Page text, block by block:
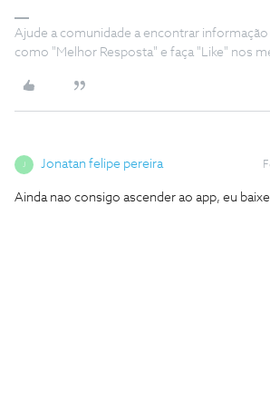
Ajude a comunidade a encontrar
como "Melhor Resposta" e faça "Like" nos
J Jonatan felipe pereira
Ainda nao consigo ascender ao app, eu